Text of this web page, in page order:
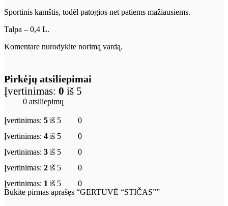
Sportinis kamštis, todėl patogios net patiems mažiausiems.
Talpa – 0,4 L.
Komentare nurodykite norimą vardą.
Pirkėjų atsiliepimai
Įvertinimas: 0 iš 5
0 atsiliepimų
Įvertinimas: 5 iš 5
0
Įvertinimas: 4 iš 5
0
Įvertinimas: 3 iš 5
0
Įvertinimas: 2 iš 5
0
Įvertinimas: 1 iš 5 0
Būkite pirmas aprašęs “GERTUVĖ “STIČAS””